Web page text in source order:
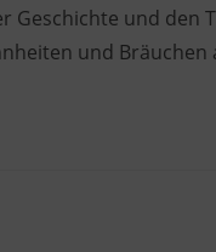
Geschichte und den
und